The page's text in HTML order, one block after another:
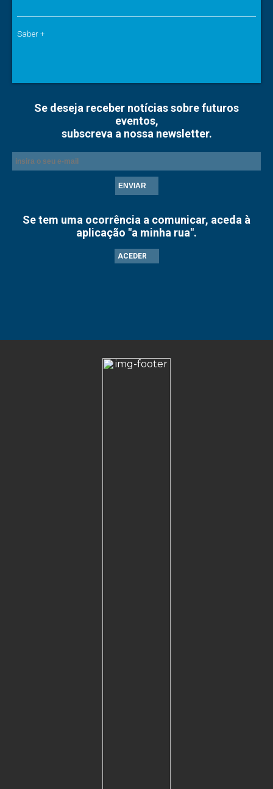
Saber +
Se deseja receber notícias sobre futuros
eventos,
subscreva a nossa newsletter.
ENVIAR
Se tem uma ocorrência a comunicar, aceda à
aplicação "a minha rua".
ACEDER